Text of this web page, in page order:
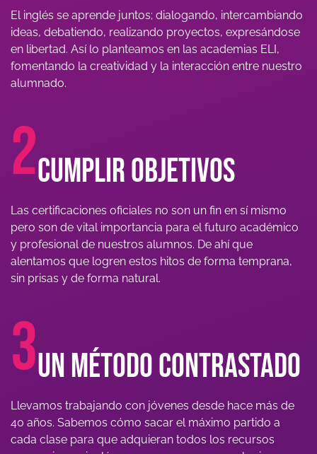
El inglés se aprende juntos; dialogando, intercambiando
ideas, debatiendo, realizando proyectos, expresándose
en libertad. Así lo planteamos en las academias ELI,
fomentando la creatividad y la interacción entre nuestro
alumnado.
2Cumplir objetivos
Las certificaciones oficiales no son un fin en sí mismo
pero son de vital importancia para el futuro académico
y profesional de nuestros alumnos. De ahí que
alentamos que logren estos hitos de forma temprana,
sin prisas y de forma natural.
3Un método contrastado
Llevamos trabajando con jóvenes desde hace más de
40 años. Sabemos cómo sacar el máximo partido a
cada clase para que adquieran todos los recursos